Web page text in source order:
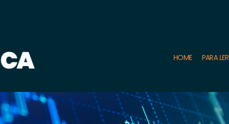
HOME PARA LER